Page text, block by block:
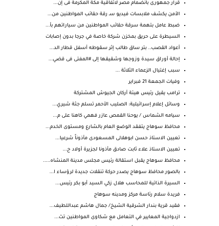
قرار جمهورى بانضمام مصر لاتفاقية مكة المكرمة فى إن...
الأمن يكشف ملابسات فيديو سـ رقة حقائب المواطنين من...
ضبط عامل بتهمة سرقة حقائب المواطنين من سياراتهم بأ...
السيطرة على حريق بمخزن شركة خاصة في جرجا بدون إصابات
أعواد القصب.. بتر ساق طالب إثر سقوطه أسفل قطار الد...
إحالة أوراق سيدة وزوجها وشقيقها إلى #المفتى فى قضي...
سبب إغتيال الزعماء الثلاثة ...
وفيات الجمعة 21 فبراير
ترامب يقيل رئيس هيئة أركان الجيوش المشتركة
وسائل إعلام إسرائيلية: الصليب الأحمر تسلم جثة شيري...
سيامه الشماس / يوحنا القمص عازر فهمي كاهنا على م...
محافظ سوهاج يتفقد الوضع العام بالشارع ومستوى الخدم...
تعيين الاستاذ حسن ابوهلالى المسعودى مأذوناً شرعيا...
تعيين الاستاذ علاء ثابت صادق مأذونا لجزيرة أولاد ح...
محافظ سوهاج يقبل استقالة رئيس مجلس مدينة المنشاه.....
بالصور محافظ سوهاج يصدر حركة تنقلات جديدة لرؤساء ا...
السيرة الذاتية للمحاسب هلال زكي السيد أبو بكر رئيس...
فريدة سلام رئاسة مركز ومدينه سوهاج
فقيد قرية بندار الشرقية الشيخ/ جمال هاشم عبداللطيف...
ازدواجية المعايير في التعامل مع شكاوى المواطنين تث...